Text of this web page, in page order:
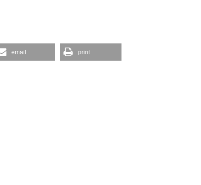
email print